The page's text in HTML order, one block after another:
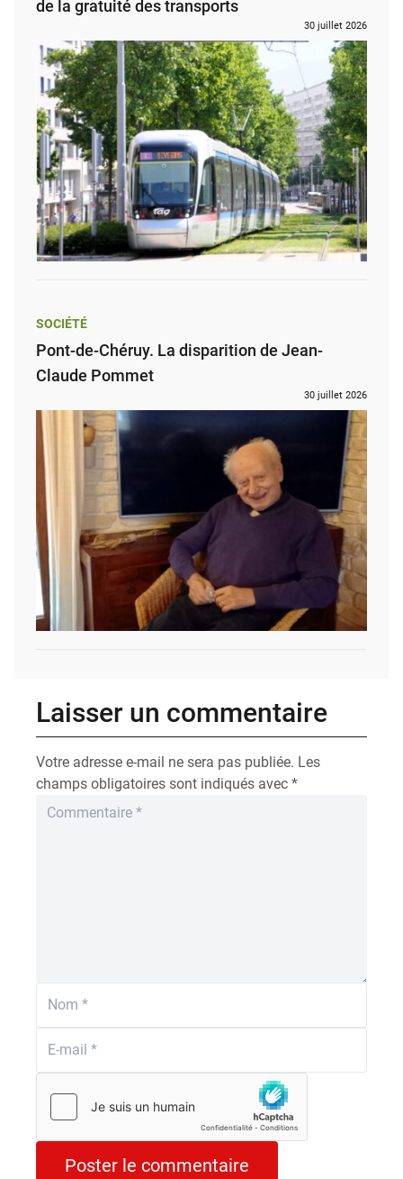
de la gratuité des transports
30 juillet 2026
SOCIÉTÉ
Pont-de-Chéruy. La disparition de Jean-
Claude Pommet
30 juillet 2026
Laisser un commentaire
Votre adresse e-mail ne sera pas publiée. Les
champs obligatoires sont indiqués avec *